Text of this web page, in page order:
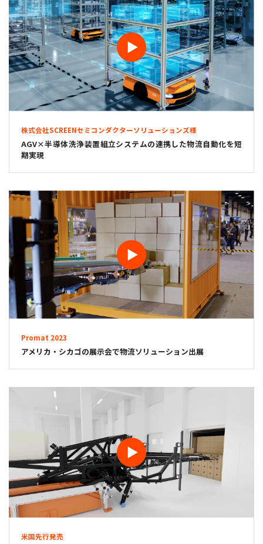
株式会社SCREENセミコンダクターソリューションズ様
AGV×半導体洗浄装置組立システムの連携した物流自動化を短
期実現
Promat 2023
アメリカ・シカゴの展示会で物流ソリューション出展
米国先行発売